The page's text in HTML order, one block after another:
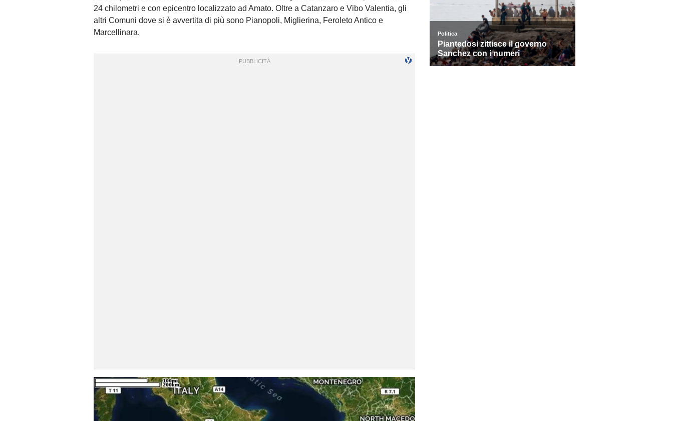
24 chilometri e con epicentro localizzato ad Amato. Oltre a Catanzaro e Vibo Valentia, gli
altri Comuni dove si è avvertita di più sono Pianopoli, Miglierina, Feroleto Antico e
Marcellinara.